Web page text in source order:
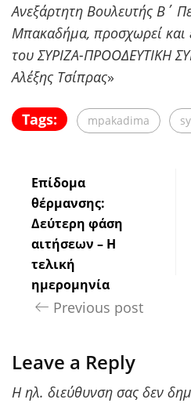
Ανεξάρτητη Βουλευτής Β΄
Μπακαδήμα, προσχωρεί και
του ΣΥΡΙΖΑ-ΠΡΟΟΔΕΥΤΙΚΗ
Αλέξης Τσίπρας»
Tags: mpakadima
Επίδομα
θέρμανσης:
Δεύτερη φάση
αιτήσεων – Η
τελική
ημερομηνία
Previous post
Leave a Reply
Η ηλ. διεύθυνση σας δεν